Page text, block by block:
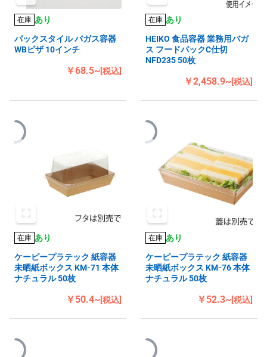
在庫 あり
パックスタイル バガス容器
WBピザ 10インチ
￥68.5~[税込]
在庫 あり
HEIKO 食品容器 業務用バガ
ス フードパックC仕切
NFD235 50枚
￥2,458.9~[税込]
在庫 あり
ケーピープラテック 紙容器
未晒紙ボックス KM-71 本体
ナチュラル 50枚
￥50.4~[税込]
在庫 あり
ケーピープラテック 紙容器
未晒紙ボックス KM-76 本体
ナチュラル 50枚
￥52.3~[税込]